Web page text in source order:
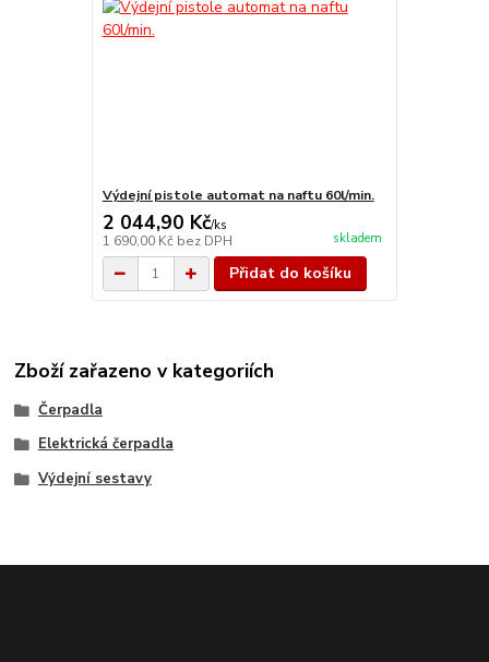
Výdejní pistole automat na naftu 60l/min.
2 044,90 Kč/ks
1 690,00 Kč bez DPH skladem
Přidat do košíku
Zboží zařazeno v kategoriích
Čerpadla
Elektrická čerpadla
Výdejní sestavy